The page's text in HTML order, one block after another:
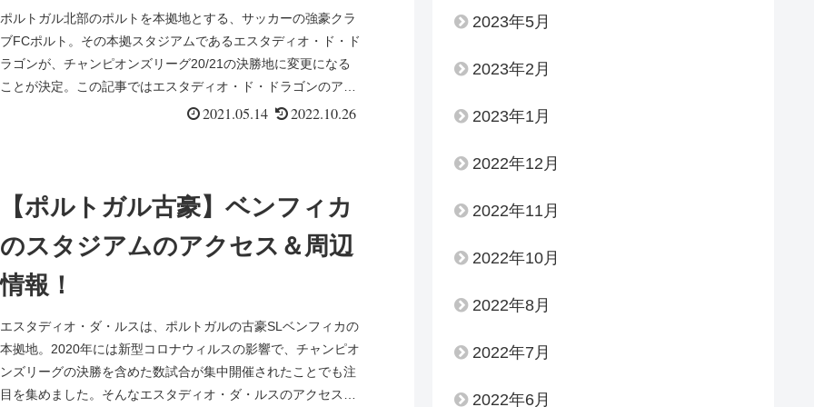
ポルトガル北部のポルトを本拠地とする、サッカーの強豪クラ
ブFCポルト。その本拠スタジアムであるエスタディオ・ド・ド
ラゴンが、チャンピオンズリーグ20/21の決勝地に変更になる
ことが決定。この記事ではエスタディオ・ド・ドラゴンのアク
セスやその他情報をまとめました。2021.05.14 2022.10.26
【ポルトガル古豪】ベンフィカ
のスタジアムのアクセス＆周辺
情報！
エスタディオ・ダ・ルスは、ポルトガルの古豪SLベンフィカの
本拠地。2020年には新型コロナウィルスの影響で、チャンピオ
ンズリーグの決勝を含めた数試合が集中開催されたことでも注
目を集めました。そんなエスタディオ・ダ・ルスのアクセスや
2023年5月
2023年2月
2023年1月
2022年12月
2022年11月
2022年10月
2022年8月
2022年7月
2022年6月